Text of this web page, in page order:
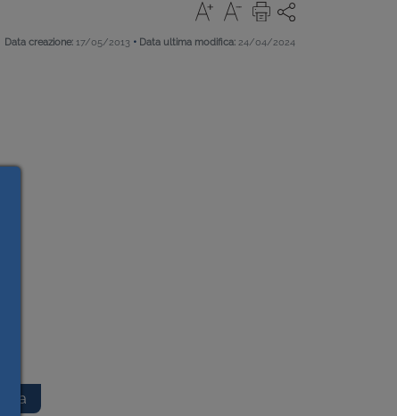
Data creazione: 17/05/2013 • Data ultima modifica: 24/04/2024